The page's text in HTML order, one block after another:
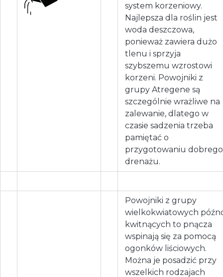
system korzeniowy.
Najlepsza dla roślin jest
woda deszczowa,
ponieważ zawiera dużo
tlenu i sprzyja
szybszemu wzrostowi
korzeni. Powojniki z
grupy Atregene są
szczególnie wrażliwe na
zalewanie, dlatego w
czasie sadzenia trzeba
pamiętać o
przygotowaniu dobrego
drenażu.
Powojniki z grupy
wielkokwiatowych
kwitnących to pnącza
wspinają się za pomocą
ogonków liściowych.
Można je posadzić przy
wszelkich rodzajach